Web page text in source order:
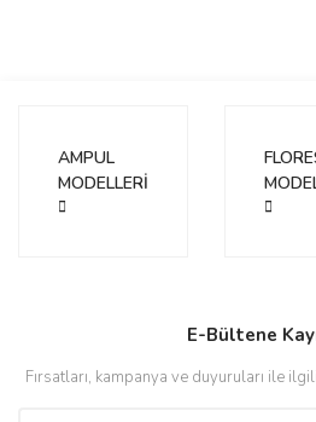
AMPUL
MODELLERİ
E-Bültene
Fırsatları, kampanya ve duyuruları ile